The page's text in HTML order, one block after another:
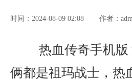
时间：2024-08-09 02:08 作者：
热血传奇手机版
俩都是祖玛战士，热